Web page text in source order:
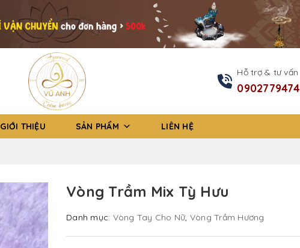
Hỗ trợ & tư vấn
0902779474
GIỚI THIỆU SẢN PHẨM LIÊN HỆ
Vòng Trầm Mix Tỳ Hưu
Danh mục: Vòng Tay Cho Nữ, Vòng Trầm Hương